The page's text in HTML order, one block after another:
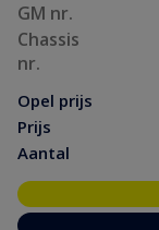
GM nr.
Chassis
nr.
Opel prijs
Prijs
Aantal